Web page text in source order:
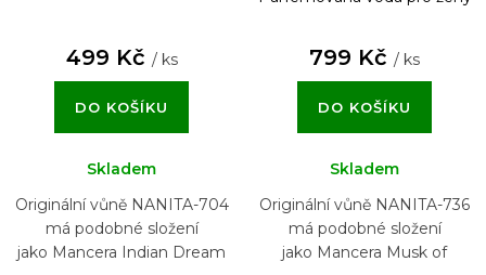
499 Kč / ks
DO KOŠÍKU
Skladem
Originální vůně NANITA-704
má podobné složení
jako Mancera Indian Dream
799 Kč / ks
DO KOŠÍKU
Skladem
Originální vůně NANITA-736
má podobné složení
jako Mancera Musk of